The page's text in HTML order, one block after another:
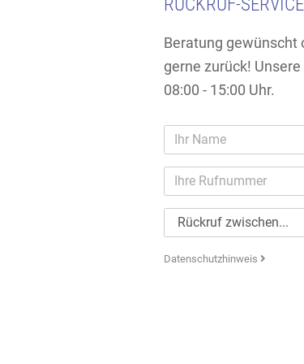
Beratung gewünscht
gerne zurück!
08:00 - 15:00 Uhr.
Datenschutzhinweis